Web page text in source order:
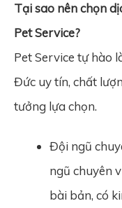
Tại sao nên chọn
Pet Service?
Pet Service tự hào
Đức uy tín, chất
tưởng lựa chọn.
Đội ngũ
ngũ chuyên
bài bản, có